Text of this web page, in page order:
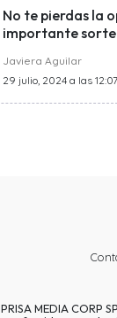
No te pierdas la
importante
Javiera Aguilar
29 julio, 2024 a las 12:07
PRISA MEDIA CORP